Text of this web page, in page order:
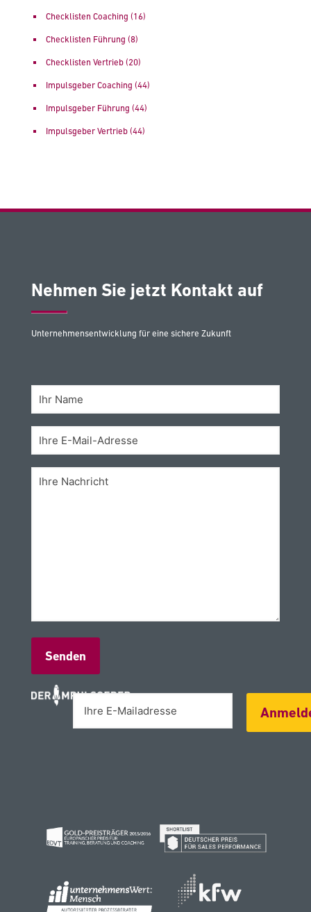
Checklisten Coaching (16)
Checklisten Führung (8)
Checklisten Vertrieb (20)
Impulsgeber Coaching (44)
Impulsgeber Führung (44)
Impulsgeber Vertrieb (44)
Nehmen Sie jetzt Kontakt auf
Unternehmensentwicklung für eine sichere Zukunft
Alternative: